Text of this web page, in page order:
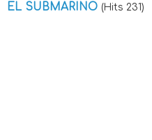
EL SUBMARINO (Hits 231)